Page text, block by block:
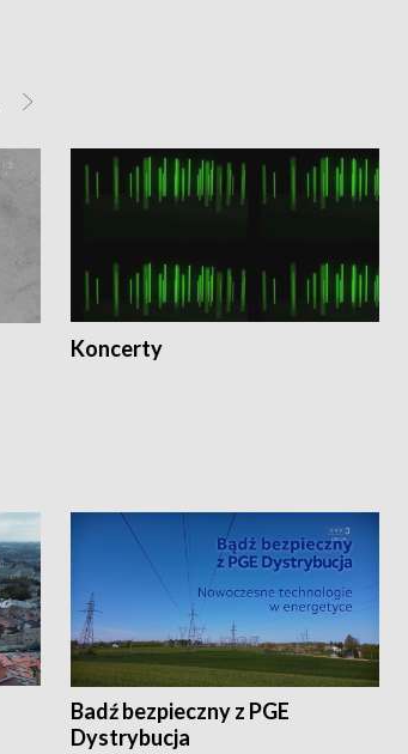
Koncerty
Badź bezpieczny z PGE
Dystrybucja